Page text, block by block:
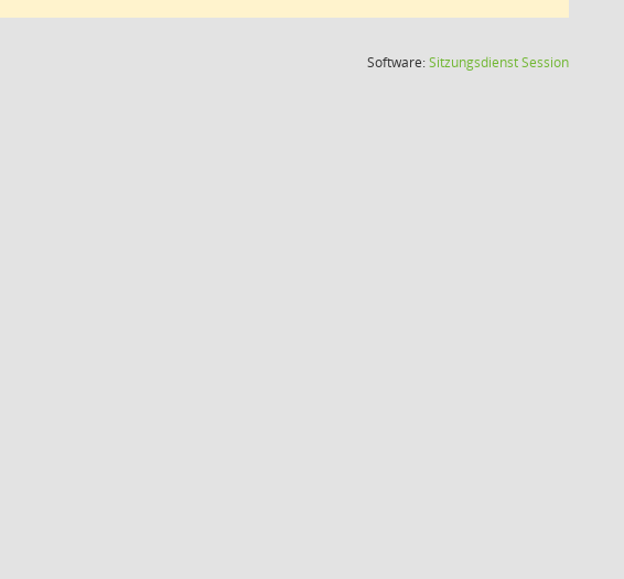
Software:SitzungsdienstSession(Wird in